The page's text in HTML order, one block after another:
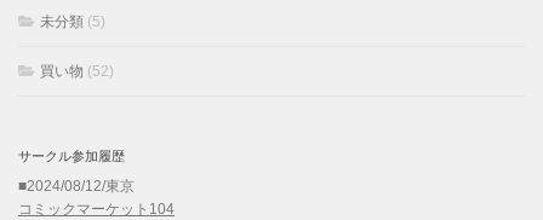
未分類 (5)
買い物 (52)
サークル参加履歴
■2024/08/12/東京
コミックマーケット104